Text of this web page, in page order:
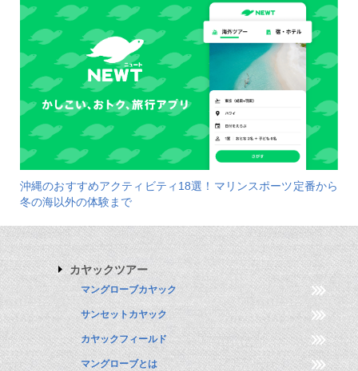
沖縄のおすすめアクティビティ18選！マリンスポーツ定番から
冬の海以外の体験まで
カヤックツアー
マングローブカヤック
サンセットカヤック
カヤックフィールド
マングローブとは